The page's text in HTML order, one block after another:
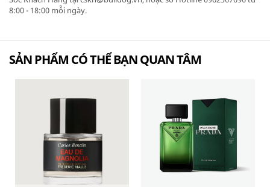
8:00 - 18:00 mỗi ngày.
SẢN PHẨM CÓ THỂ BẠN QUAN TÂM